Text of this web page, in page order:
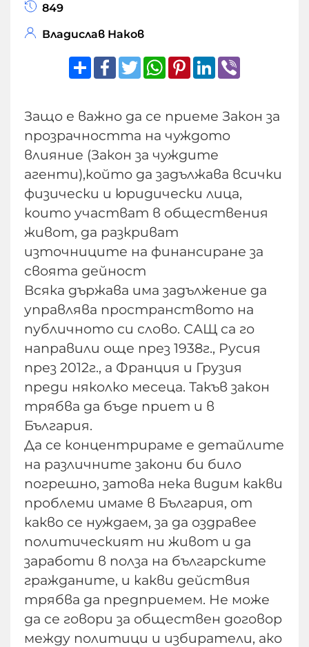
849
Владислав Наков
ShareFacebook
TwitterWhatsApp
Pinterest
LinkedIn
Защо е важно да се приеме Закон за
прозрачността на чуждото
влияние (Закон за чуждите
агенти),който да задължава всички
физически и юридически лица,
които участват в обществения
живот, да разкриват
източниците на финансиране за
своята дейност
Всяка държава има задължение да
управлява пространството на
публичното си слово. САЩ са го
направили още през 1938г., Русия
през 2012г., а Франция и Грузия
преди няколко месеца. Такъв закон
трябва да бъде приет и в
България.
Да се концентрираме е детайлите
на различните закони би било
погрешно, затова нека видим какви
проблеми имаме в България, от
какво се нуждаем, за да оздравее
политическият ни живот и да
заработи в полза на българските
гражданите, и какви действия
трябва да предприемем. Не може
да се говори за обществен договор
между политици и избиратели, ако